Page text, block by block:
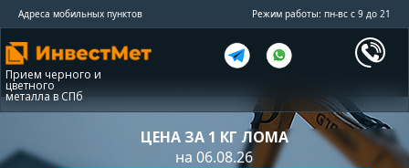
Адреса мобильных пунктов Режим работы: пн-вс с 9 до 21
Прием черного и
цветного
металла в СПб
ЦЕНА ЗА 1 КГ ЛОМА
на 06.08.26